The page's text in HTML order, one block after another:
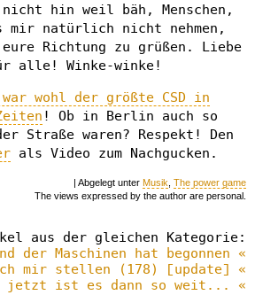
hin weil bäh, Menschen,
mir natürlich nicht nehmen,
Richtung zu grüßen. Liebe
alle! Winke-winke!
war wohl der größte CSD in
! Ob in Berlin auch so
Straße waren? Respekt! Den
als Video zum Nachgucken.
| Abgelegt unter Musik The power game
The views expressed by the author are personal.
aus der gleichen Kategorie:
der Maschinen hat begonnen «
mir stellen (178) [update] «
jetzt ist es dann so weit... «